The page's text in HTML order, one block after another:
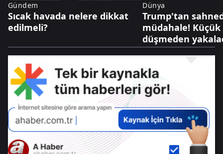
Gündem
Sıcak havada nelere dikkat
edilmeli?
Dünya
Trump'tan
müdahale! Küçük
düşmeden